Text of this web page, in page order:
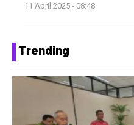
11 April 2025 - 08:48
Trending